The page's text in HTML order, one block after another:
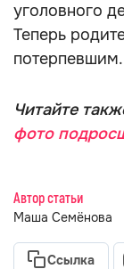
уголовного
Теперь
потерпевшим.
Читайте
фото
Автор статьи
Маша Семёнова
Ссылка